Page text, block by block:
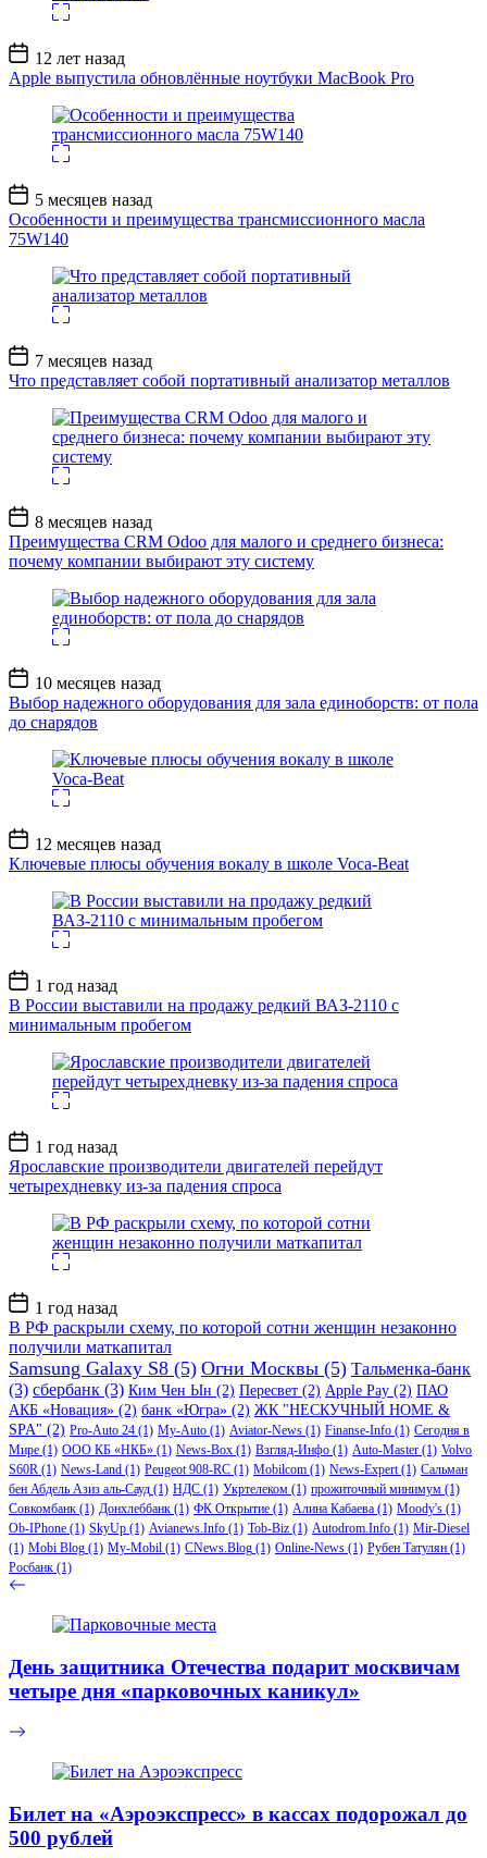
Дата
записи
12 лет назад
Apple выпустила обновлённые ноутбуки MacBook Pro
Дата
записи
5 месяцев назад
Особенности и преимущества трансмиссионного масла
75W140
Дата
записи
7 месяцев назад
Что представляет собой портативный анализатор металлов
Дата
записи
8 месяцев назад
Преимущества CRM Odoo для малого и среднего бизнеса:
почему компании выбирают эту систему
Дата
записи
10 месяцев назад
Выбор надежного оборудования для зала единоборств: от пола
до снарядов
Дата
записи
12 месяцев назад
Ключевые плюсы обучения вокалу в школе Voca-Beat
Дата
записи
1 год назад
В России выставили на продажу редкий ВАЗ-2110 с
минимальным пробегом
Дата
записи
1 год назад
Ярославские производители двигателей перейдут
четырехдневку из-за падения спроса
Дата
записи
1 год назад
В РФ раскрыли схему, по которой сотни женщин незаконно
получили маткапитал
Samsung Galaxy S8 (5) Огни Москвы (5) Тальменка-банк
(3) сбербанк (3) Ким Чен Ын (2) Пересвет (2) Apple Pay (2) ПАО
АКБ «Новация» (2) банк «Югра» (2) ЖК "НЕСКУЧНЫЙ HOME &
SPA" (2) Pro-Auto 24 (1) My-Auto (1) Aviator-News (1) Finanse-Info (1) Сегодня в
Мире (1) ООО КБ «НКБ» (1) News-Box (1) Взгляд-Инфо (1) Auto-Master (1) Volvo
S60R (1) News-Land (1) Peugeot 908-RC (1) Mobilcom (1) News-Expert(1) Сальман
бен Абдель Азиз аль-Сауд (1) НДС (1) Укртелеком (1) прожиточный минимум (1)
Совкомбанк (1) Донхлеббанк (1) ФК Открытие (1) Алина Кабаева (1) Moody's (1)
Ob-IPhone (1) SkyUp (1) Avianews.Info (1) Tob-Biz (1) Autodrom.Info (1) Mir-Diesel
(1) Mobi Blog (1) My-Mobil (1) CNews.Blog (1) Online-News (1) Рубен Татулян (1)
Росбанк (1)
День защитника Отечества подарит москвичам
четыре дня «парковочных каникул»
Билет на «Аэроэкспресс» в кассах подорожал до
500 рублей